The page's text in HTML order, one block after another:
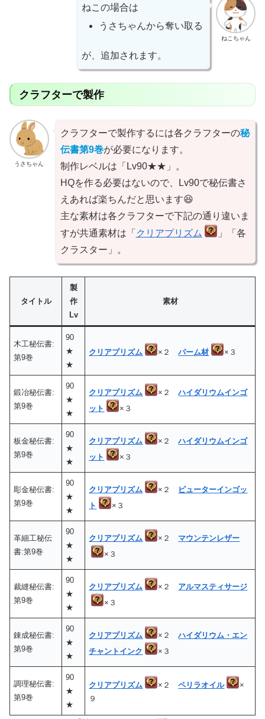
ねこちゃん
ねこの場合は
うさちゃんから奪い取る
が、追加されます。
クラフターで製作
うさちゃん
クラフターで製作するには各クラフターの秘
伝書第9巻が必要になります。
制作レベルは「Lv90★★」。
HQを作る必要はないので、Lv90で秘伝書さ
えあれば楽ちんだと思います😆
主な素材は各クラフターで下記の通り違いま
すが共通素材は「 クリアプリズム
」「各
クラスター」。
タイトル
製
作
Lv
素材
木工秘伝書:
第9巻
90
★
★
クリアプリズム ×２パーム材 ×３
鍛冶秘伝書:
第9巻
90
★
★
クリアプリズム ×２ハイダリウムインゴ
ット
×３
板金秘伝書:
第9巻
90
★
★
クリアプリズム ×２ハイダリウムインゴ
ット
×３
彫金秘伝書:
第9巻
90
★
★
クリアプリズム ×２
ピューターインゴッ
ト
×３
革細工秘伝
書:第9巻
90
★
★
クリアプリズム ×２ マウンテンレザー
×３
裁縫秘伝書:
第9巻
90
★
★
クリアプリズム ×２ アルマスティサージ
×３
錬成秘伝書:
第9巻
90
★
★
クリアプリズム ×２ハイダリウム・エン
チャントインク
×３
調理秘伝書:
第9巻
90
★
★
クリアプリズム ×２ペリラオイル
×
９